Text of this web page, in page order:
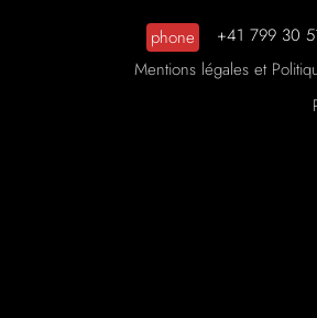
phone
+41 799 30
Mentions légales et